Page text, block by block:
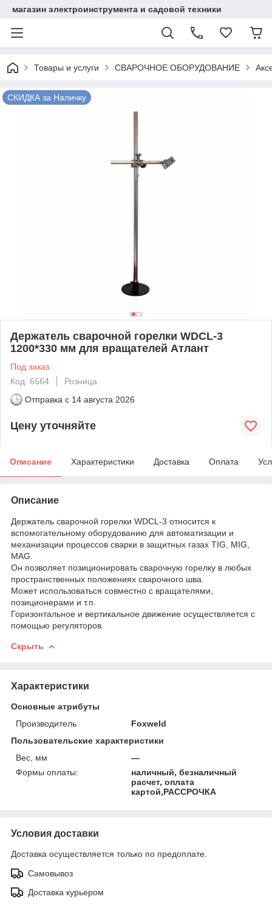
магазин электроинструмента и садовой техники
Товары и услуги СВАРОЧНОЕ ОБОРУДОВАНИЕ
СКИДКА за Наличку
Держатель сварочной горелки WDCL-3
1200*330 мм для вращателей Атлант
Под заказ
Код: 6564
Розница
Отправка с 14 августа 2026
Цену уточняйте
Описание Характеристики Доставка Оплата
Описание
Держатель сварочной горелки WDCL-3 относится к
вспомогательному оборудованию для автоматизации и
механизации процессов сварки в защитных газах TIG, MIG,
MAG.
Он позволяет позиционировать сварочную горелку в любых
пространственных положениях сварочного шва.
Может использоваться совместно с вращателями,
позиционерами и т.п.
Горизонтальное и вертикальное движение осуществляется с
помощью регуляторов.
Скрыть
Характеристики
Основные атрибуты
Производитель
Foxweld
Пользовательские характеристики
Вес, мм
—
Формы оплаты:
наличный, безналичный
расчет, оплата
картой,РАССРОЧКА
Условия доставки
Доставка осуществляется только по предоплате.
Самовывоз
Доставка курьером